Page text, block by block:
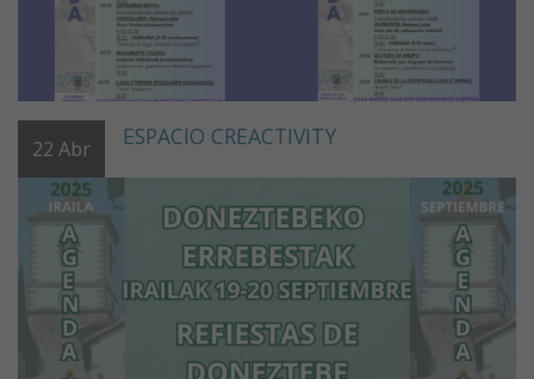
22 Abr ESPACIO CREACTIVITY